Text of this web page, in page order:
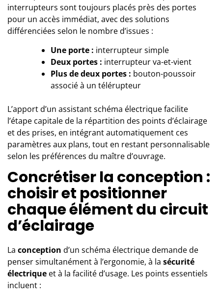
interrupteurs sont toujours placés près des portes
pour un accès immédiat, avec des solutions
différenciées selon le nombre d’issues :
Une porte : interrupteur simple
Deux portes : interrupteur va-et-vient
Plus de deux portes : bouton-poussoir
associé à un télérupteur
L’apport d’un assistant schéma électrique facilite
l’étape capitale de la répartition des points d’éclairage
et des prises, en intégrant automatiquement ces
paramètres aux plans, tout en restant personnalisable
selon les préférences du maître d’ouvrage.
Concrétiser la conception :
choisir et positionner
chaque élément du circuit
d’éclairage
La conception d’un schéma électrique demande de
penser simultanément à l’ergonomie, à la sécurité
électrique et à la facilité d’usage. Les points essentiels
incluent :